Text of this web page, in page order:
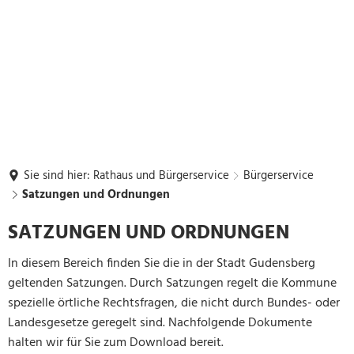
Sie sind hier: Rathaus und Bürgerservice
Bürgerservice
Satzungen und Ordnungen
Satzungen
und
Ordnungen
SATZUNGEN UND ORDNUNGEN
In diesem Bereich finden Sie die in der Stadt Gudensberg
geltenden Satzungen. Durch Satzungen regelt die Kommune
spezielle örtliche Rechtsfragen, die nicht durch Bundes- oder
Landesgesetze geregelt sind. Nachfolgende Dokumente
halten wir für Sie zum Download bereit.